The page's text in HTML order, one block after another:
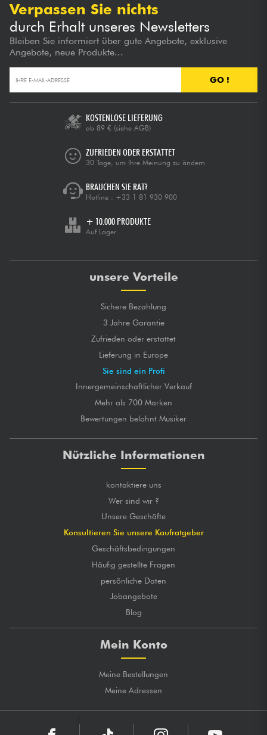
Verpassen Sie nichts
durch Erhalt unseres Newsletters
Bleiben Sie informiert über gute Angebote, exklusive
Angebote, neue Produkte...
GO !
KOSTENLOSE LIEFERUNG
ab 89 € (siehe AGB)
ZUFRIEDEN ODER ERSTATTET
30 Tage, um Ihre Meinung zu ändern
BRAUCHEN SIE RAT?
Hotline : +33 1 81 930 900
+ 10.000 PRODUKTE
Auf Lager
unsere Vorteile
Sichere Bezahlung
3 Jahre Garantie
Zufrieden oder erstattet
Lieferung in Europe
Sie sind ein Profi
Innergemeinschaftlicher Verkauf
Mehr als 700 Marken
Bewertungen belohnt Musiker
Nützliche Informationen
kontaktiere uns
Wer sind wir ?
Unsere Geschäfte
Konsultieren Sie unsere Kaufratgeber
Geschäftsbedingungen
Häufig gestellte Fragen
persönliche Daten
Jobangebote
Blog
Mein Konto
Meine Bestellungen
Meine Adressen